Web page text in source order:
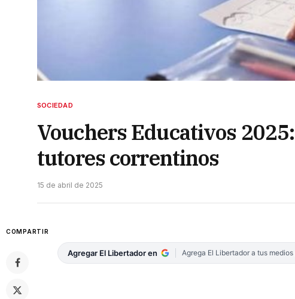
SOCIEDAD
Vouchers Educativos
tutores correntinos
15 de abril de 2025
COMPARTIR
Agregar El Libertador en Agrega El Libertador a tus